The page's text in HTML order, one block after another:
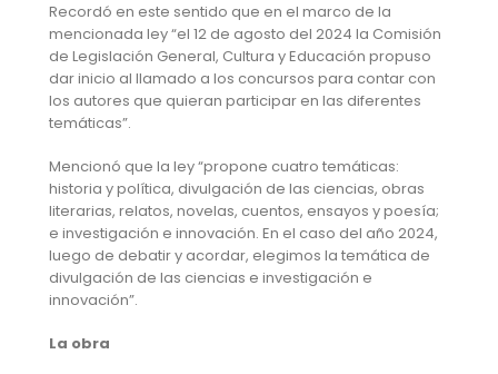
Recordó en este sentido que en el marco de la
mencionada ley “el 12 de agosto del 2024 la Comisión
de Legislación General, Cultura y Educación propuso
dar inicio al llamado a los concursos para contar con
los autores que quieran participar en las diferentes
temáticas”.
Mencionó que la ley “propone cuatro temáticas:
historia y política, divulgación de las ciencias, obras
literarias, relatos, novelas, cuentos, ensayos y poesía;
e investigación e innovación. En el caso del año 2024,
luego de debatir y acordar, elegimos la temática de
divulgación de las ciencias e investigación e
innovación”.
La obra